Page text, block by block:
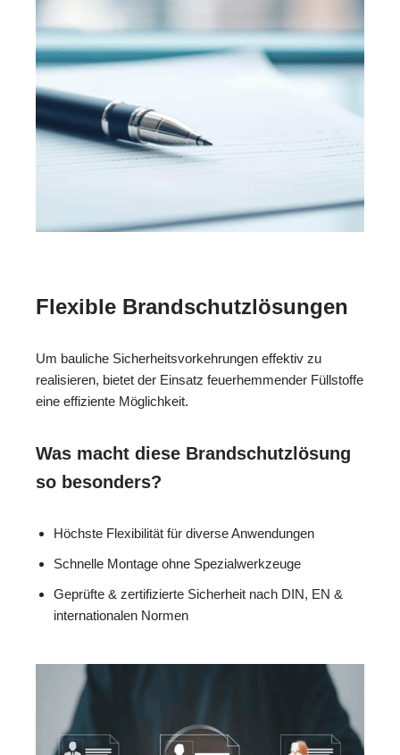
Flexible Brandschutzlösungen
Um bauliche Sicherheitsvorkehrungen effektiv zu
realisieren, bietet der Einsatz feuerhemmender Füllstoffe
eine effiziente Möglichkeit.
Was macht diese Brandschutzlösung
so besonders?
Höchste Flexibilität für diverse Anwendungen
Schnelle Montage ohne Spezialwerkzeuge
Geprüfte & zertifizierte Sicherheit nach DIN, EN &
internationalen Normen